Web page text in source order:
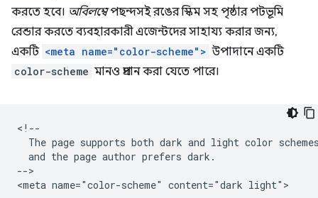
করতে হবে। অবিলম্বেপছন্দসই রঙের স্কিম সহ পৃষ্ঠার পটভূমি
রেন্ডার করতে ব্যবহারকারী এজেন্টদের সাহায্য করার জন্য,
একটি <meta name="color-scheme"> উপাদানে একটি
color-scheme মানও প্রদান করা যেতে পারে।
<!--
The page supports both dark and light color
  and the page author prefers dark.
-->